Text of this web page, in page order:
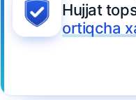
Hujjat
ortiqcha